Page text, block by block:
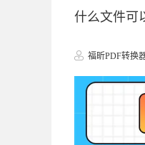
什么文件可
福昕PDF转换